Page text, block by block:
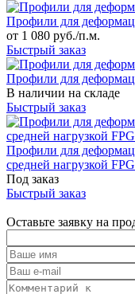
Профили для
от 1 080 руб./п.м.
Быстрый заказ
Профили для
В наличии на складе
Быстрый заказ
Профили для
средней нагрузкой
Под заказ
Быстрый заказ
Оставьте заявку на